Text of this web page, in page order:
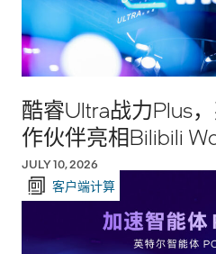
酷睿Ultra战力Plus
作伙伴亮相Bilibili
JULY 10, 2026
客户端计算